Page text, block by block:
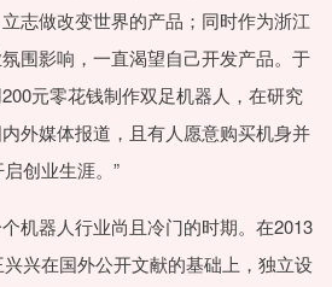
志做改变世界的产品；同时作为浙江
围影响，一直渴望自己开发产品。于
元零花钱制作双足机器人，在研究
外媒体报道，且有人愿意购买机身并
创业生涯。”
机器人行业尚且冷门的时期。在2013
兴在国外公开文献的基础上，独立设